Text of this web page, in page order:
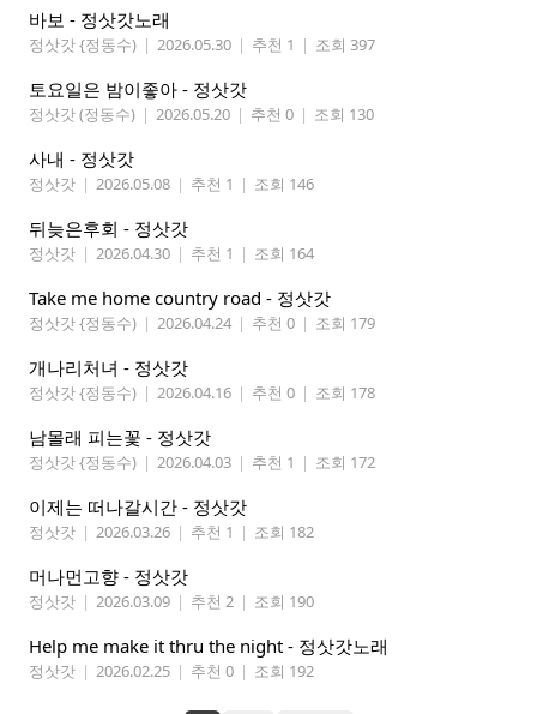
바보 - 정삿갓노래
정삿갓 {정동수) | 2026.05.30 | 추천 1 | 조회 397
토요일은 밤이좋아 - 정삿갓
정삿갓 (정동수) | 2026.05.20 | 추천 0 | 조회 130
사내 - 정삿갓
정삿갓 | 2026.05.08 | 추천 1 | 조회 146
뒤늦은후회 - 정삿갓
정삿갓 | 2026.04.30 | 추천 1 | 조회 164
Take me home country road - 정삿갓
정삿갓 {정동수) | 2026.04.24 | 추천 0 | 조회 179
개나리처녀 - 정삿갓
정삿갓 {정동수) | 2026.04.16 | 추천 0 | 조회 178
남몰래 피는꽃 - 정삿갓
정삿갓 {정동수) | 2026.04.03 | 추천 1 | 조회 172
이제는 떠나갈시간 - 정삿갓
정삿갓 | 2026.03.26 | 추천 1 | 조회 182
머나먼고향 - 정삿갓
정삿갓 | 2026.03.09 | 추천 2 | 조회 190
Help me make it thru the night - 정삿갓노래
정삿갓 | 2026.02.25 | 추천 0 | 조회 192